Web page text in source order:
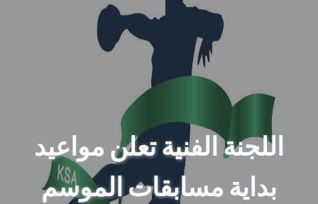
اللجنة الفنية تعلن مواعيد
بداية مسابقات الموسم